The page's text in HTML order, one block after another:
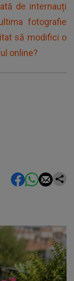
de internauți
fotografie
să modifici o
online?